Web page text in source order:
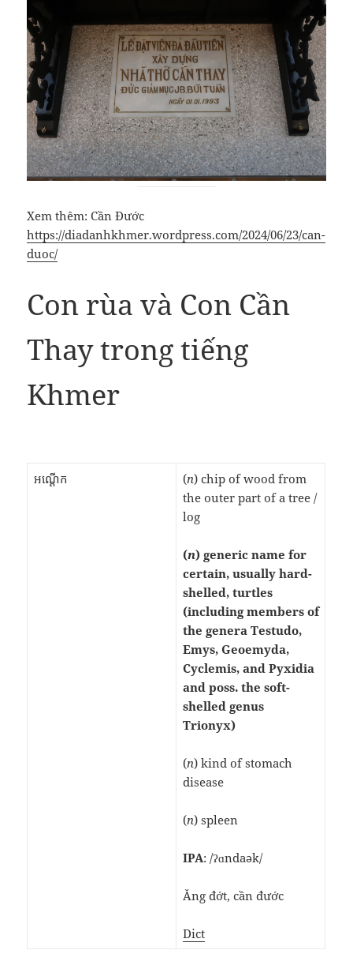
Xem thêm: Cần Đước
https://diadanhkhmer.wordpress.com/2024/06/23/can-
duoc/
Con rùa và Con Cần
Thay trong tiếng
Khmer
អណ្ដើក (n) chip of wood from
the outer part of a tree /
log
(n) generic name for
certain, usually hard-
shelled, turtles
(including members of
the genera Testudo,
Emys, Geoemyda,
Cyclemis, and Pyxidia
and poss. the soft-
shelled genus
Trionyx)
(n) kind of stomach
disease
(n) spleen
IPA: /ʔɑndaǝk/
Ăng đớt, cần đước
Dict